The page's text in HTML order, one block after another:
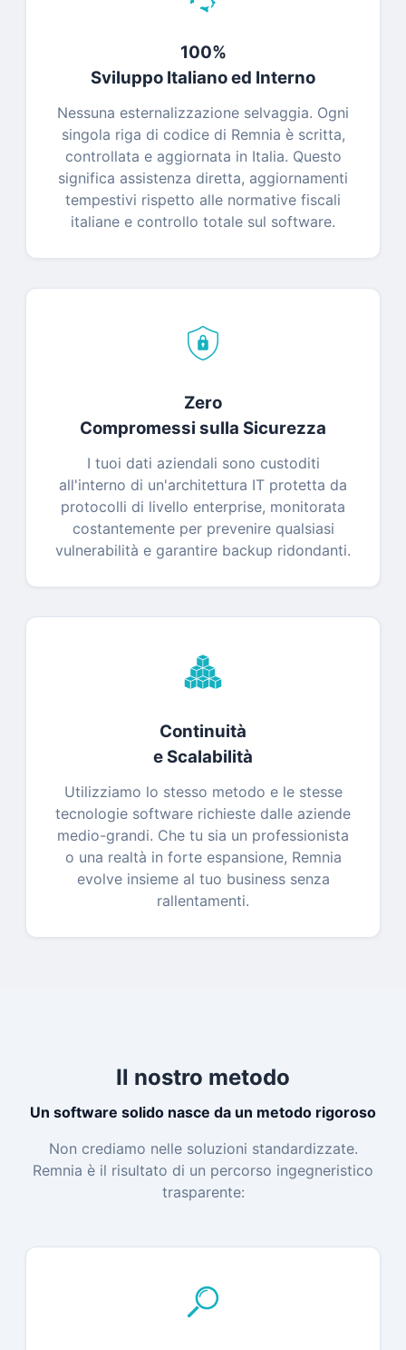
100%
Sviluppo Italiano ed Interno
Nessuna esternalizzazione selvaggia. Ogni
singola riga di codice di Remnia è scritta,
controllata e aggiornata in Italia. Questo
significa assistenza diretta, aggiornamenti
tempestivi rispetto alle normative fiscali
italiane e controllo totale sul software.
Zero
Compromessi sulla Sicurezza
I tuoi dati aziendali sono custoditi
all'interno di un'architettura IT protetta da
protocolli di livello enterprise, monitorata
costantemente per prevenire qualsiasi
vulnerabilità e garantire backup ridondanti.
Continuità
e Scalabilità
Utilizziamo lo stesso metodo e le stesse
tecnologie software richieste dalle aziende
medio-grandi. Che tu sia un professionista
o una realtà in forte espansione, Remnia
evolve insieme al tuo business senza
rallentamenti.
Il nostro metodo
Un software solido nasce da un metodo rigoroso
Non crediamo nelle soluzioni standardizzate.
Remnia è il risultato di un percorso ingegneristico
trasparente: